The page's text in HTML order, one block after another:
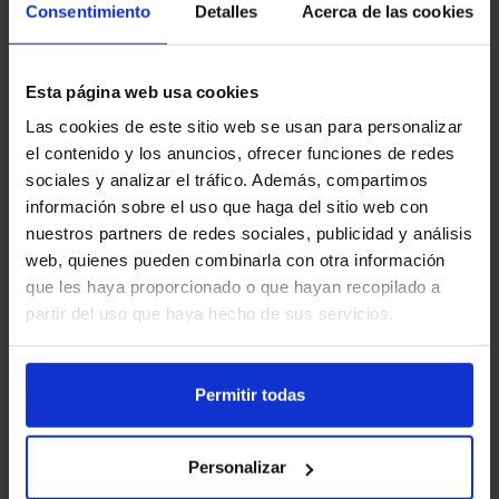
Consentimiento Detalles Acerca de las cookies
Esta página web usa cookies
Las cookies de este sitio web se usan para personalizar
el contenido y los anuncios, ofrecer funciones de redes
sociales y analizar el tráfico. Además, compartimos
información sobre el uso que haga del sitio web con
nuestros partners de redes sociales, publicidad y análisis
web, quienes pueden combinarla con otra información
que les haya proporcionado o que hayan recopilado a
partir del uso que haya hecho de sus servicios.
Permitir todas
Personalizar
operadores desde 2018/2019 con unos
precios muy agresivos al no tener que
invertir dinero en marketing y publicidad.
Esta estrategia le hizo alcanzar el rápido
crecimiento.
Ahora que se encuentra más consolidado en
el mercado español, si hace uso de
publicidad en medios como la televisión. A
continuación os dejamos un anuncio del año
pasado emitido durante el verano. Utilizan el
slogan de «las ventajas de ir por libre»